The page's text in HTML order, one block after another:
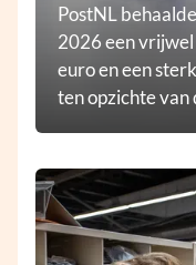
PostNL
2026 een
euro en een
ten opzichte